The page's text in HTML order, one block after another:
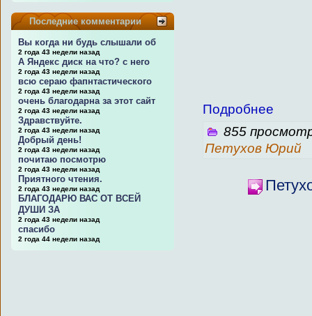
Последние комментарии
Вы когда ни будь слышали об
2 года 43 недели назад
А Яндекс диск на что? с него
2 года 43 недели назад
всю сераю фапнтастического
2 года 43 недели назад
очень благодарна за этот сайт
2 года 43 недели назад
Здравствуйте.
2 года 43 недели назад
Добрый день!
2 года 43 недели назад
почитаю посмотрю
2 года 43 недели назад
Приятного чтения.
2 года 43 недели назад
БЛАГОДАРЮ ВАС ОТ ВСЕЙ
ДУШИ ЗА
2 года 43 недели назад
спасибо
2 года 44 недели назад
Подробнее
855
Петухов Юрий